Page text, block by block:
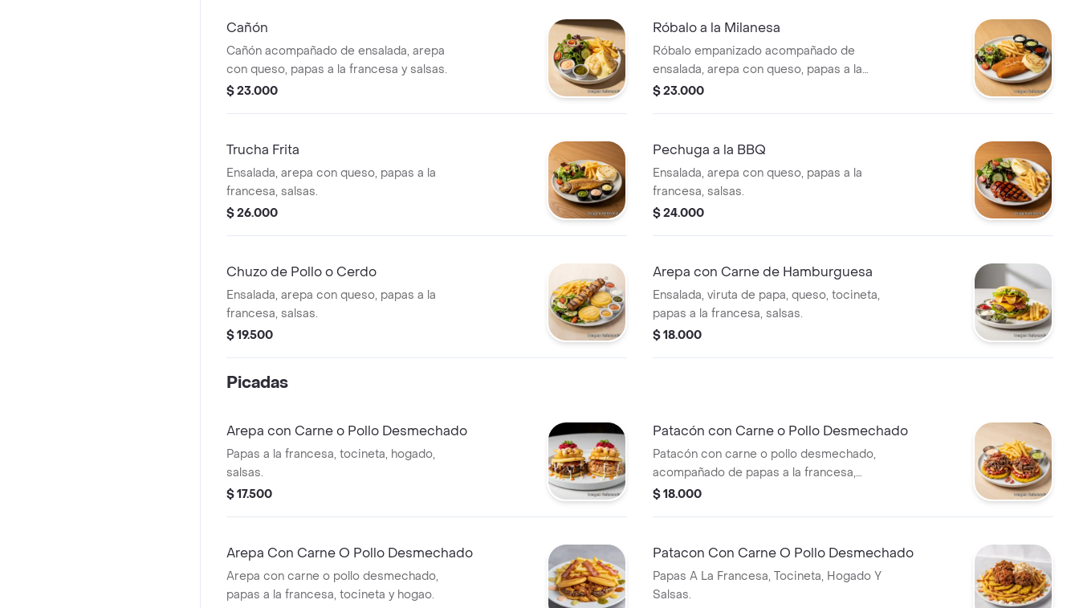
Cañón
Cañón acompañado de ensalada, arepa
con queso, papas a la francesa y salsas.
$ 23.000
Róbalo a la Milanesa
Róbalo empanizado acompañado de
ensalada, arepa con queso, papas a la
francesa y salsas variadas.
$ 23.000
Trucha Frita
Ensalada, arepa con queso, papas a la
francesa, salsas.
$ 26.000
Pechuga a la BBQ
Ensalada, arepa con queso, papas a la
francesa, salsas.
$ 24.000
Chuzo de Pollo o Cerdo
Ensalada, arepa con queso, papas a la
francesa, salsas.
$ 19.500
Arepa con Carne de Hamburguesa
Ensalada, viruta de papa, queso, tocineta,
papas a la francesa, salsas.
$ 18.000
Picadas
Arepa con Carne o Pollo Desmechado
Papas a la francesa, tocineta, hogado,
salsas.
$ 17.500
Patacón con Carne o Pollo Desmechado
Patacón con carne o pollo desmechado,
acompañado de papas a la francesa,
tocineta, hogao y salsas.
$ 18.000
Arepa Con Carne O Pollo Desmechado
Arepa con carne o pollo desmechado,
papas a la francesa, tocineta y hogao.
Patacon Con Carne O Pollo Desmechado
Papas A La Francesa, Tocineta, Hogado Y
Salsas.